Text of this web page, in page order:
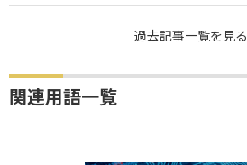
過去記事一覧を見る
関連用語一覧